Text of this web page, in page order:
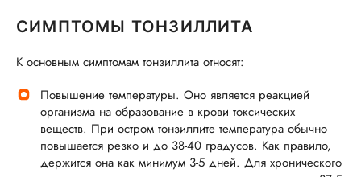
СИМПТОМЫ ТОНЗИЛЛИТА
К основным симптомам тонзиллита относят:
Повышение температуры. Оно является реакцией
организма на образование в крови токсических
веществ. При остром тонзиллите температура обычно
повышается резко и до 38-40 градусов. Как правило,
держится она как минимум 3-5 дней. Для хронического